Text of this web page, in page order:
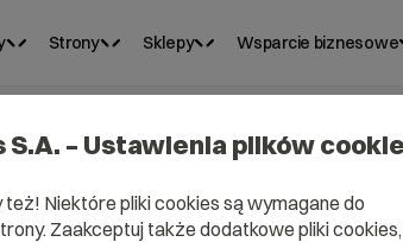
Strony Sklepy Wsparcie biznesowe
S.A. – Ustawienia plików
Niektóre pliki cookies są wymagane do
Zaakceptuj także dodatkowe pliki cookies,